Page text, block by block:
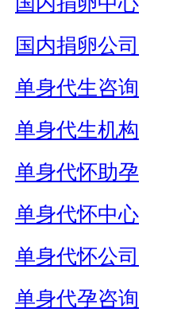
国内捐卵公司
单身代生咨询
单身代生机构
单身代怀助孕
单身代怀中心
单身代怀公司
单身代孕咨询